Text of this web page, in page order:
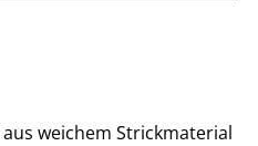
weichem Strickmaterial